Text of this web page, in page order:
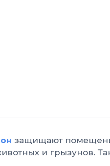
защищают
и грызунов.